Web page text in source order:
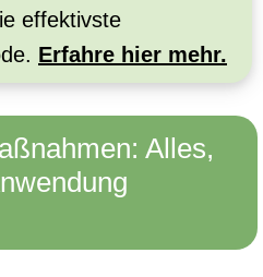
effektivste
Erfahre hier mehr.
Alles,